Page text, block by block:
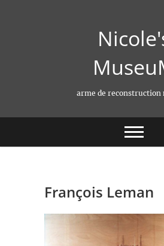
arme de reconstruction
François Leman